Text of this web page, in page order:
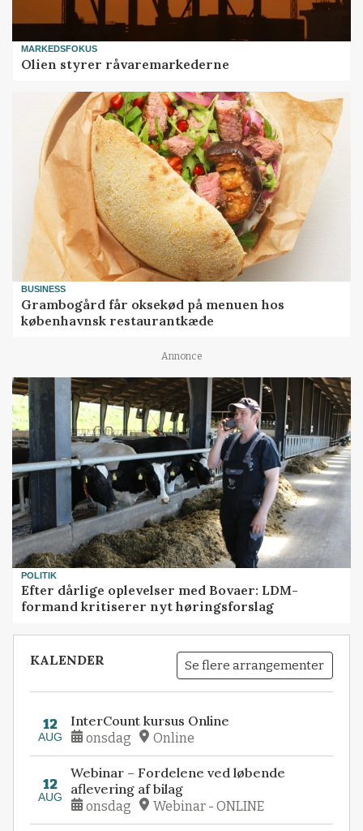
MARKEDSFOKUS
Olien styrer råvaremarkederne
BUSINESS
Grambogård får oksekød på menuen hos
københavnsk restaurantkæde
Annonce
POLITIK
Efter dårlige oplevelser med Bovaer: LDM-
formand kritiserer nyt høringsforslag
KALENDER Se flere arrangementer
12
AUG
InterCount kursus Online
onsdag Online
12
AUG
Webinar – Fordelene ved løbende
aflevering af bilag
onsdag Webinar - ONLINE